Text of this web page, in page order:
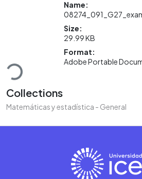
Name:
Size:
29.99 KB
Format:
Adobe Portable
Collections
Matemáticas y estadística - General